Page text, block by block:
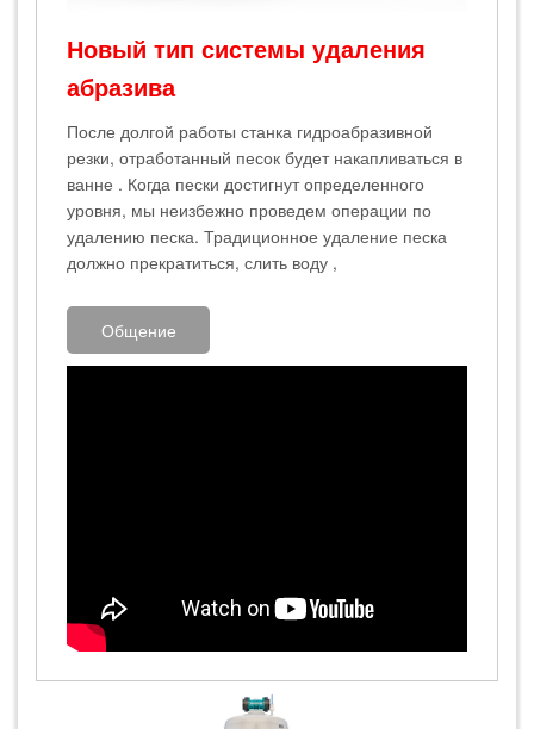
Новый тип системы удаления
абразива
После долгой работы станка гидроабразивной
резки, отработанный песок будет накапливаться в
ванне . Когда пески достигнут определенного
уровня, мы неизбежно проведем операции по
удалению песка. Традиционное удаление песка
должно прекратиться, слить воду ,
Общение